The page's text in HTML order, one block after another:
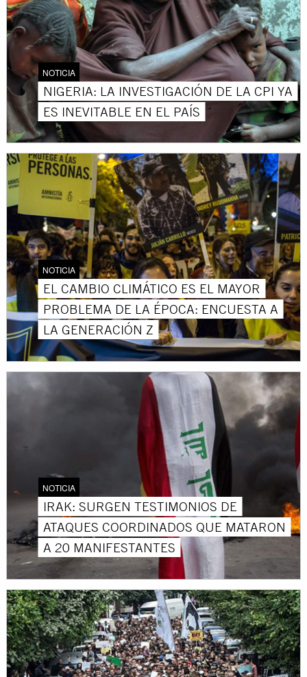
NOTICIA
NIGERIA: LA INVESTIGACIÓN DE LA CPI YA
ES INEVITABLE EN EL PAÍS
NOTICIA
EL CAMBIO CLIMÁTICO ES EL MAYOR
PROBLEMA DE LA ÉPOCA: ENCUESTA A
LA GENERACIÓN Z
NOTICIA
IRAK: SURGEN TESTIMONIOS DE
ATAQUES COORDINADOS QUE MATARON
A 20 MANIFESTANTES